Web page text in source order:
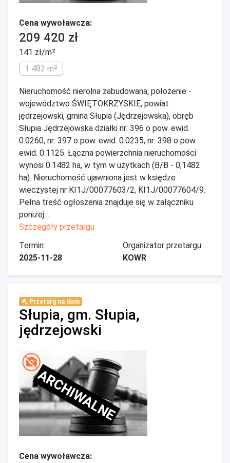
Cena wywoławcza:
209 420 zł
141 zł/m²
1 482 m²
Nieruchomość nierolna zabudowana, położenie -
województwo ŚWIĘTOKRZYSKIE, powiat
jędrzejowski, gmina Słupia (Jędrzejowska), obręb
Słupia Jędrzejowska działki nr: 396 o pow. ewid.
0.0260, nr: 397 o pow. ewid. 0.0235, nr: 398 o pow.
ewid. 0.1125. Łączna powierzchnia nieruchomości
wynosi 0.1482 ha, w tym w użytkach (B/B - 0,1482
ha). Nieruchomość ujawniona jest w księdze
wieczystej nr KI1J/00077603/2, KI1J/00077604/9.
Pełna treść ogłoszenia znajduje się w załączniku
poniżej....
Szczegóły przetargu
Termin:
2025-11-28
Organizator przetargu:
KOWR
Przetarg na dom
Słupia, gm. Słupia,
jędrzejowski
ARCHIWALNE
Cena wywoławcza: